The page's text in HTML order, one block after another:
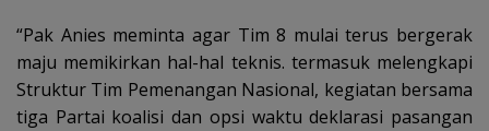
“Pak Anies meminta agar Tim 8 mulai terus bergerak
maju memikirkan hal-hal teknis. termasuk melengkapi
Struktur Tim Pemenangan Nasional, kegiatan bersama
tiga Partai koalisi dan opsi waktu deklarasi pasangan